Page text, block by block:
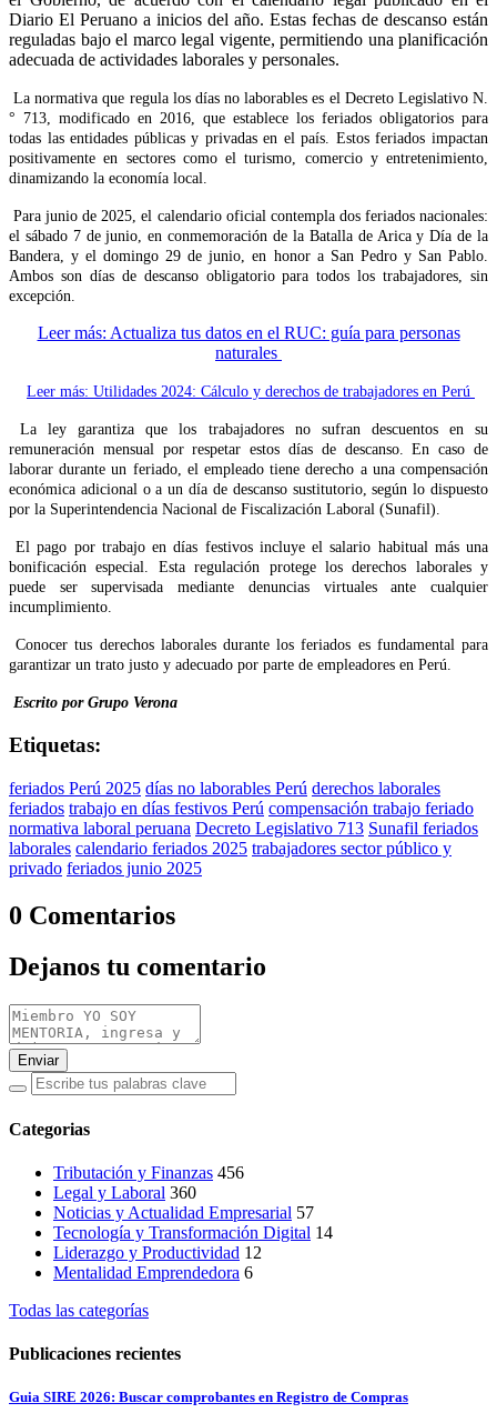
Diario El Peruano a inicios del año. Estas fechas de descanso están
reguladas bajo el marco legal vigente, permitiendo una planificación
adecuada de actividades laborales y personales.
La normativa que regula los días no laborables es el Decreto Legislativo N.
° 713, modificado en 2016, que establece los feriados obligatorios para
todas las entidades públicas y privadas en el país. Estos feriados impactan
positivamente en sectores como el turismo, comercio y entretenimiento,
dinamizando la economía local.
Para junio de 2025, el calendario oficial contempla dos feriados nacionales:
el sábado 7 de junio, en conmemoración de la Batalla de Arica y Día de la
Bandera, y el domingo 29 de junio, en honor a San Pedro y San Pablo.
Ambos son días de descanso obligatorio para todos los trabajadores, sin
excepción.
Leer más: Actualiza tus datos en el RUC: guía para personas
naturales
Leer más: Utilidades 2024: Cálculo y derechos de trabajadores en Perú
La ley garantiza que los trabajadores no sufran descuentos en su
remuneración mensual por respetar estos días de descanso. En caso de
laborar durante un feriado, el empleado tiene derecho a una compensación
económica adicional o a un día de descanso sustitutorio, según lo dispuesto
por la Superintendencia Nacional de Fiscalización Laboral (Sunafil).
El pago por trabajo en días festivos incluye el salario habitual más una
bonificación especial. Esta regulación protege los derechos laborales y
puede ser supervisada mediante denuncias virtuales ante cualquier
incumplimiento.
Conocer tus derechos laborales durante los feriados es fundamental para
garantizar un trato justo y adecuado por parte de empleadores en Perú.
Escrito por Grupo Verona
Etiquetas:
feriados Perú 2025 días no laborables Perú derechos laborales
feriados trabajo en días festivos Perú compensación trabajo feriado
normativa laboral peruana Decreto Legislativo 713 Sunafil feriados
laborales calendario feriados 2025 trabajadores sector público y
privado feriados junio 2025
0 Comentarios
Dejanos tu comentario
Enviar
Categorias
Tributación y Finanzas 456
Legal y Laboral 360
Noticias y Actualidad Empresarial 57
Tecnología y Transformación Digital 14
Liderazgo y Productividad 12
Mentalidad Emprendedora 6
Todas las categorías
Publicaciones recientes
Guia SIRE 2026: Buscar comprobantes en Registro de Compras